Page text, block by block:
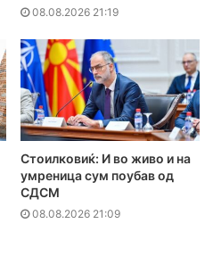
08.08.2026 21:19
Стоилковиќ: И во живо и на
умреница сум поубав од
СДСМ
08.08.2026 21:09